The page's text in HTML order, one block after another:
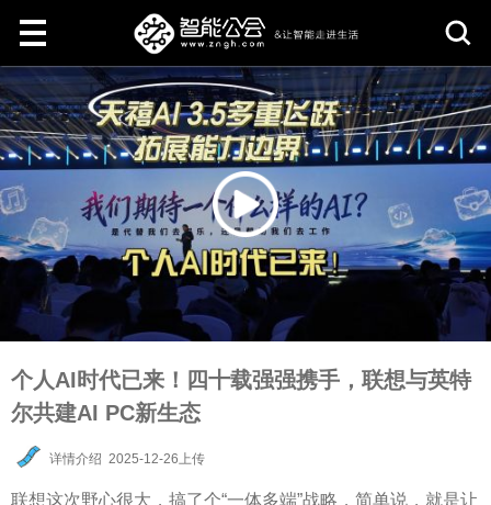
取
消
个人AI时代已来！四十载强强携手，联想与英特
尔共建AI PC新生态
详情介绍 2025-12-26上传
联想这次野心很大，搞了个“一体多端”战略，简单说，就是让